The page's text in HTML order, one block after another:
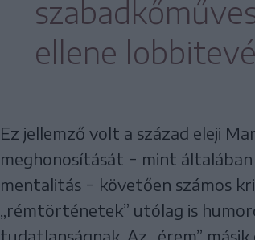
ellene
Ez jellemző volt a század eleji
meghonosítását − mint
mentalitás − követően számos
„rémtörténetek” utólag is
tudatlanságnak. Az „érem”